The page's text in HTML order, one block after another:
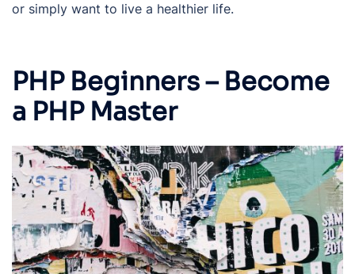
or simply want to live a healthier life.
PHP Beginners – Become
a PHP Master